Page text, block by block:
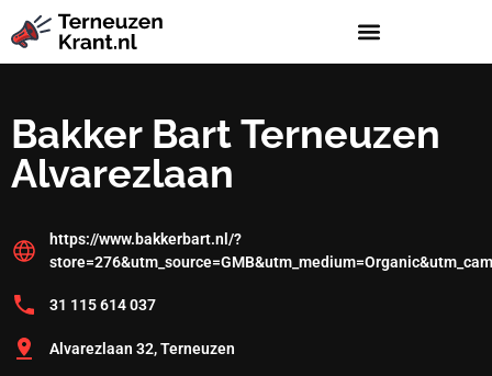
Bakker Bart Terneuzen
Alvarezlaan
https://www.bakkerbart.nl/?
31 115 614 037
Alvarezlaan 32, Terneuzen